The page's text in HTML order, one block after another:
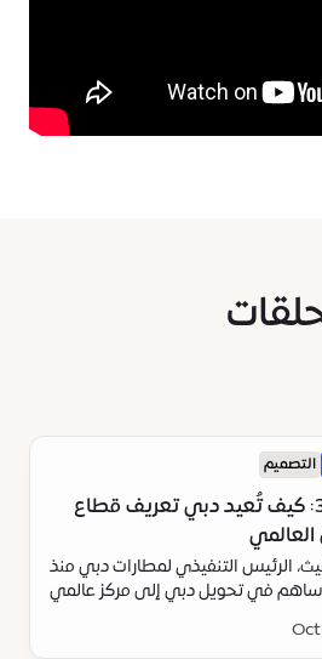
التصميم
الحلقة 3: كيف تُعيد دبي تعريف قطاع
العالمي
الرئيس التنفيذي لمطارات دبي منذ
ساهم في تحويل دبي إلى مركز عالمي
مستقبل السفر في أحدث بودكاست